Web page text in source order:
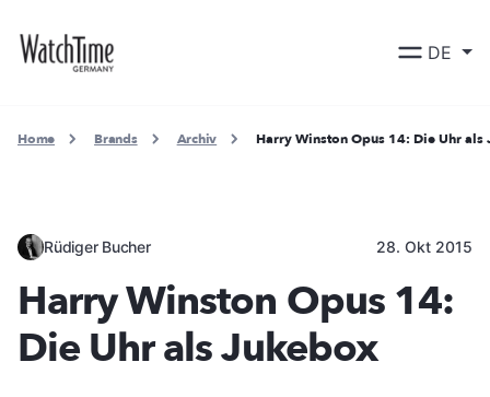
DE
Home Brands Archiv Harry Winston Opus 14: Die Uhr als
Rüdiger Bucher 28. Okt 2015
Harry Winston Opus 14:
Die Uhr als Jukebox